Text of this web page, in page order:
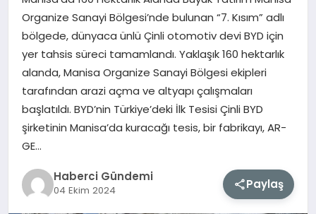
MAGAZIN
EĞITIM
SAĞLIK
TEKNOLOJI
Organize Sanayi Bölgesi’nde bulunan “7. Kısım” adlı
bölgede, dünyaca ünlü Çinli otomotiv devi BYD için
yer tahsis süreci tamamlandı. Yaklaşık 160 hektarlık
alanda, Manisa Organize Sanayi Bölgesi ekipleri
tarafından arazi açma ve altyapı çalışmaları
başlatıldı. BYD’nin Türkiye’deki İlk Tesisi Çinli BYD
şirketinin Manisa’da kuracağı tesis, bir fabrikayı, AR-
GE…
Haberci Gündemi
04 Ekim 2024 Paylaş